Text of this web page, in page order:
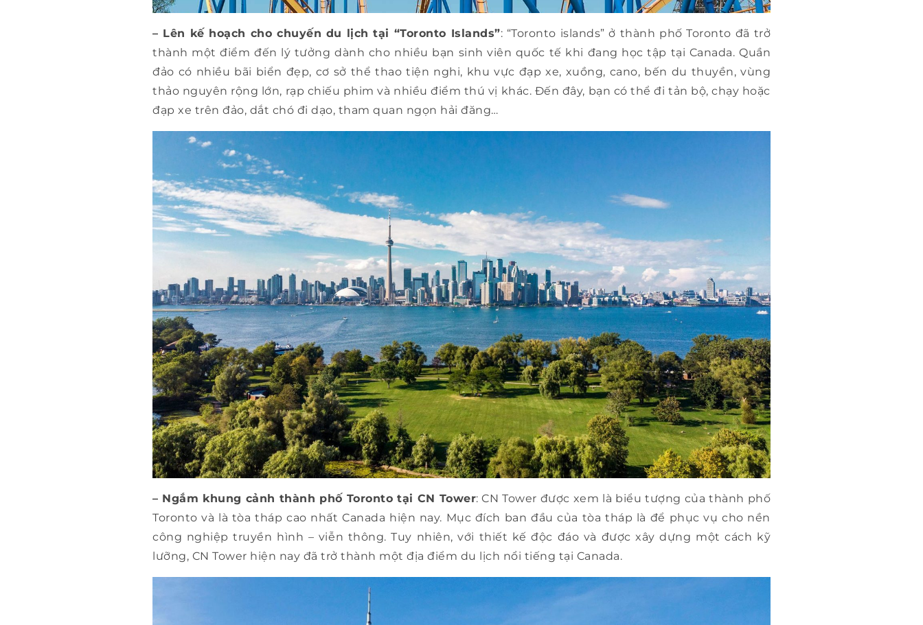
– Lên kế hoạch cho chuyến du lịch tại “Toronto Islands”: “Toronto islands” ở thành phố Toronto đã trở
thành một điểm đến lý tưởng dành cho nhiều bạn sinh viên quốc tế khi đang học tập tại Canada. Quần
đảo có nhiều bãi biển đẹp, cơ sở thể thao tiện nghi, khu vực đạp xe, xuồng, cano, bến du thuyền, vùng
thảo nguyên rộng lớn, rạp chiếu phim và nhiều điểm thú vị khác. Đến đây, bạn có thể đi tản bộ, chạy hoặc
đạp xe trên đảo, dắt chó đi dạo, tham quan ngọn hải đăng…
– Ngắm khung cảnh thành phố Toronto tại CN Tower: CN Tower được xem là biểu tượng của thành phố
Toronto và là tòa tháp cao nhất Canada hiện nay. Mục đích ban đầu của tòa tháp là để phục vụ cho nền
công nghiệp truyền hình – viễn thông. Tuy nhiên, với thiết kế độc đáo và được xây dựng một cách kỹ
lưỡng, CN Tower hiện nay đã trở thành một địa điểm du lịch nổi tiếng tại Canada.